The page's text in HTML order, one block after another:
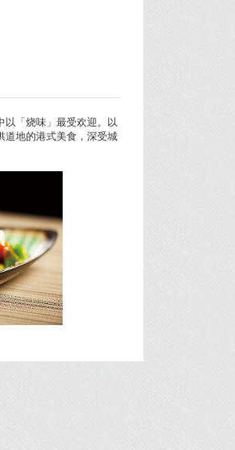
以「烧味」最受欢迎。以
道地的港式美食，深受城